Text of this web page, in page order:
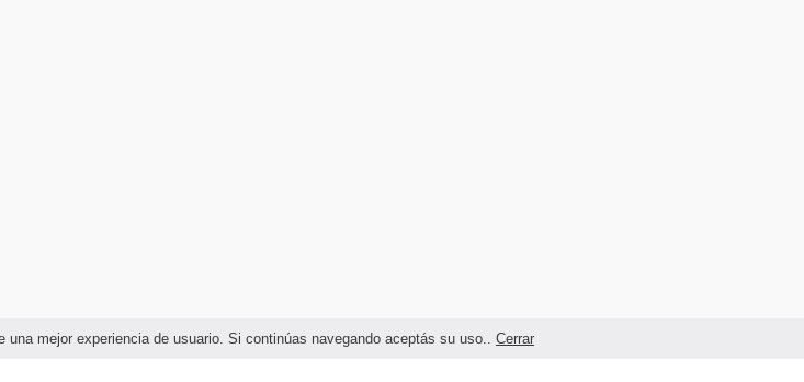
mejor experiencia de usuario. Si continúas navegando aceptás su uso.. Cerrar